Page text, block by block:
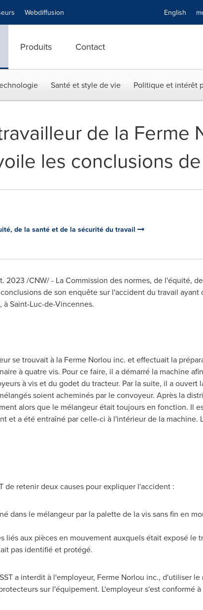
Webdiffusion English
Produits Contact
Santé et style de vie Politique et intérêt
de la Ferme
les conclusions
de la santé et de la sécurité du travail
2023 /CNW/ - La Commission des normes, de l'équité,
de son enquête sur l'accident du travail
àSaint-Luc-de-Vincennes.
se trouvait à la Ferme Norlou inc. et effectuait la
à quatre vis. Pour ce faire, il a démarré la machine
à vis et du godet du tracteur. Par la suite, il a
soient acheminés par le convoyeur. Après la
alors que le mélangeur était toujours en fonction. Il
et a été entraîné par celle-ci à l'intérieur de la machine.
de retenir deux causes pour expliquer l'accident :
dans le mélangeur par la palette de la vis sans fin en
liés aux pièces en mouvement auxquels était exposé le
pas identifié et protégé.
a interdit à l'employeur, Ferme Norlou inc., d'utiliser
sur l'équipement. L'employeur s'est conformé à